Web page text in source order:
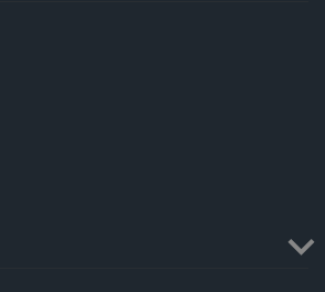
Quality Unit LLC